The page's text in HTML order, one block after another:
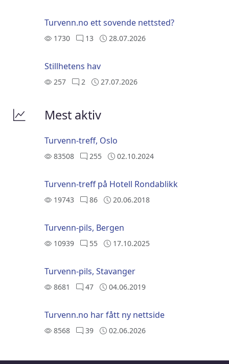
Turvenn.no ett sovende nettsted?
1730 13 28.07.2026
Stillhetens hav
257 2 27.07.2026
Mest aktiv
Turvenn-treff, Oslo
83508 255 02.10.2024
Turvenn-treff på Hotell Rondablikk
19743 86 20.06.2018
Turvenn-pils, Bergen
10939 55 17.10.2025
Turvenn-pils, Stavanger
8681 47 04.06.2019
Turvenn.no har fått ny nettside
8568 39 02.06.2026